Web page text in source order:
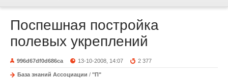
Поспешная постройка
полевых укреплений
996d67df0d686ca 13-10-2008, 14:07 2 377
База знаний Ассоциации / "П"